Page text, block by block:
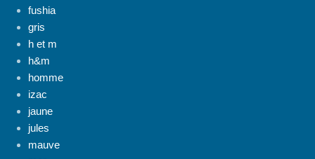
fushia
gris
h et m
h&m
homme
izac
jaune
jules
mauve